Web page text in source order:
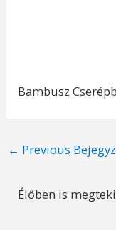
Bambusz
Post
← Previous
Élőben is